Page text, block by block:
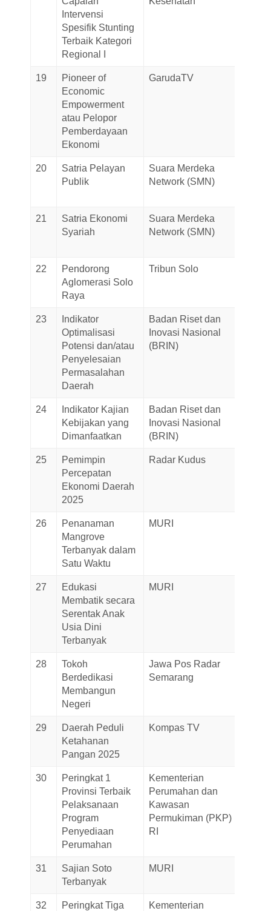
Intervensi
Spesifik Stunting
Terbaik Kategori
Regional I
19
Pioneer of
Economic
Empowerment
atau Pelopor
Pemberdayaan
Ekonomi
GarudaTV
20
Satria Pelayan
Publik
Suara Merdeka
Network (SMN)
21
Satria Ekonomi
Syariah
Suara Merdeka
Network (SMN)
22
Pendorong
Aglomerasi Solo
Raya
Tribun Solo
23
Indikator
Optimalisasi
Potensi dan/atau
Penyelesaian
Permasalahan
Daerah
Badan Riset dan
Inovasi Nasional
(BRIN)
24
Indikator Kajian
Kebijakan yang
Dimanfaatkan
Badan Riset dan
Inovasi Nasional
(BRIN)
25
Pemimpin
Percepatan
Ekonomi Daerah
2025
Radar Kudus
26
Penanaman
Mangrove
Terbanyak dalam
Satu Waktu
MURI
27
Edukasi
Membatik secara
Serentak Anak
Usia Dini
Terbanyak
MURI
28
Tokoh
Berdedikasi
Membangun
Negeri
Jawa Pos Radar
Semarang
29
Daerah Peduli
Ketahanan
Pangan 2025
Kompas TV
30
Peringkat 1
Provinsi Terbaik
Pelaksanaan
Program
Penyediaan
Perumahan
Kementerian
Perumahan dan
Kawasan
Permukiman (PKP)
RI
31
Sajian Soto
Terbanyak
MURI
32
Peringkat Tiga
Kementerian